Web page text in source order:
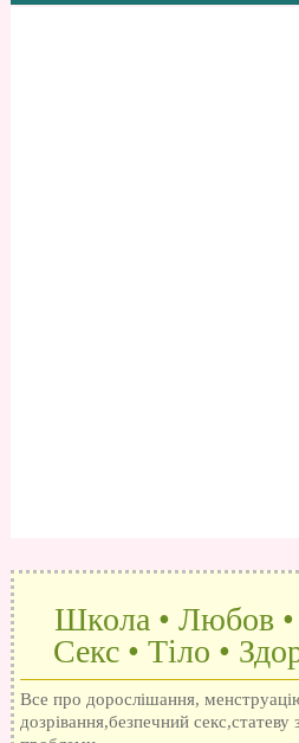
Школа • Любов •
Секс • Тіло •
Все про дорослішання,
дозрівання,безпечний секс,статеву